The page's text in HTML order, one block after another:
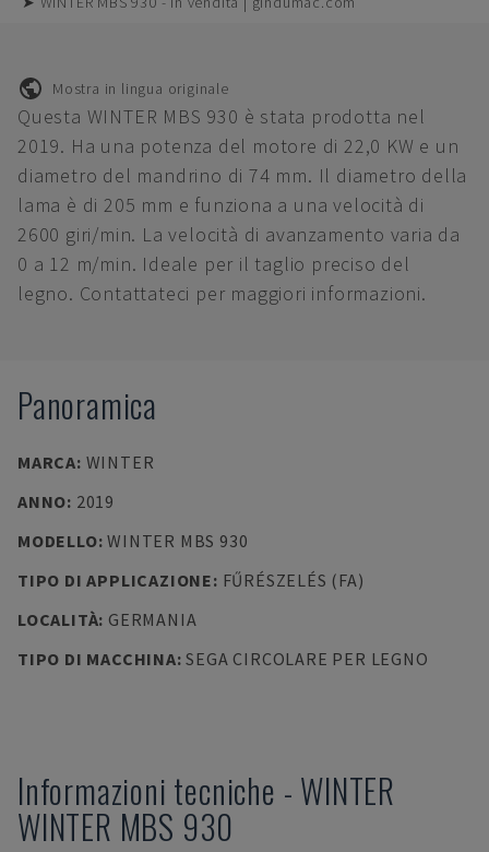
Mostra in lingua originale
Questa WINTER MBS 930 è stata prodotta nel
2019. Ha una potenza del motore di 22,0 KW e un
diametro del mandrino di 74 mm. Il diametro della
lama è di 205 mm e funziona a una velocità di
2600 giri/min. La velocità di avanzamento varia da
0 a 12 m/min. Ideale per il taglio preciso del
legno. Contattateci per maggiori informazioni.
Panoramica
MARCA: WINTER
ANNO: 2019
MODELLO:WINTER MBS 930
TIPO DI APPLICAZIONE: FŰRÉSZELÉS (FA)
LOCALITÀ: GERMANIA
TIPO DI MACCHINA:SEGA CIRCOLARE PER LEGNO
Informazioni tecniche - WINTER
WINTER MBS 930